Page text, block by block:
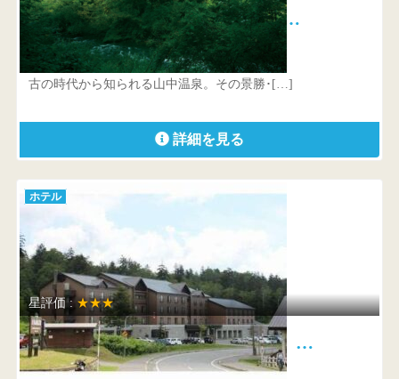
ロイヤルホテル 山中温泉河鹿荘…
石川県加賀市山中温泉河鹿町ホ100
古の時代から知られる山中温泉。その景勝･[…]
詳細を見る
ホテル
星評価 : ★★★
旭岳温泉 ホテルベアモンテ …